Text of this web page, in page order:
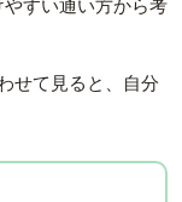
やすい通い方から考
せて見ると、自分